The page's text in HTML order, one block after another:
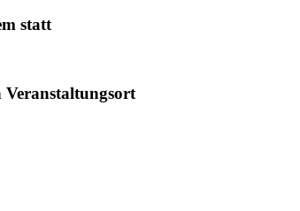
statt
Veranstaltungsort